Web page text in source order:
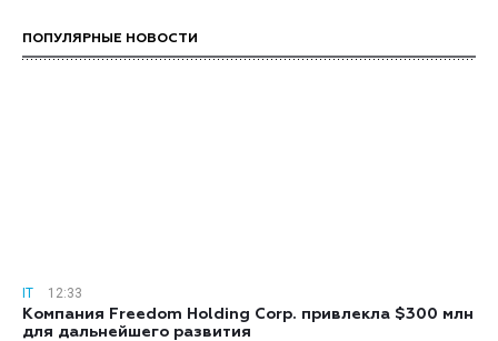
ПОПУЛЯРНЫЕ НОВОСТИ
IT
12:33
Компания Freedom Holding Corp. привлекла $300 млн
для дальнейшего развития